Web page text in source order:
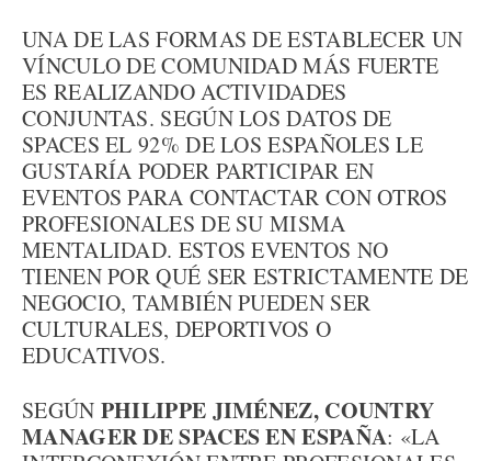
UNA DE LAS FORMAS DE ESTABLECER UN
VÍNCULO DE COMUNIDAD MÁS FUERTE
ES REALIZANDO ACTIVIDADES
CONJUNTAS. SEGÚN LOS DATOS DE
SPACES EL 92% DE LOS ESPAÑOLES LE
GUSTARÍA PODER PARTICIPAR EN
EVENTOS PARA CONTACTAR CON OTROS
PROFESIONALES DE SU MISMA
MENTALIDAD. ESTOS EVENTOS NO
TIENEN POR QUÉ SER ESTRICTAMENTE DE
NEGOCIO, TAMBIÉN PUEDEN SER
CULTURALES, DEPORTIVOS O
EDUCATIVOS.
SEGÚN PHILIPPE JIMÉNEZ, COUNTRY
MANAGER DE SPACES EN ESPAÑA: «LA